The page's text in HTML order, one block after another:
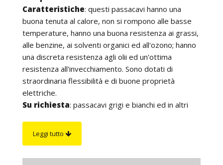
Caratteristiche: questi passacavi hanno una
buona tenuta al calore, non si rompono alle basse
temperature, hanno una buona resistenza ai grassi,
alle benzine, ai solventi organici ed all'ozono; hanno
una discreta resistenza agli olii ed un'ottima
resistenza all'invecchiamento. Sono dotati di
straordinaria flessibilità e di buone proprietà
elettriche.
Su richiesta: passacavi grigi e bianchi ed in altri
Leggi tutto